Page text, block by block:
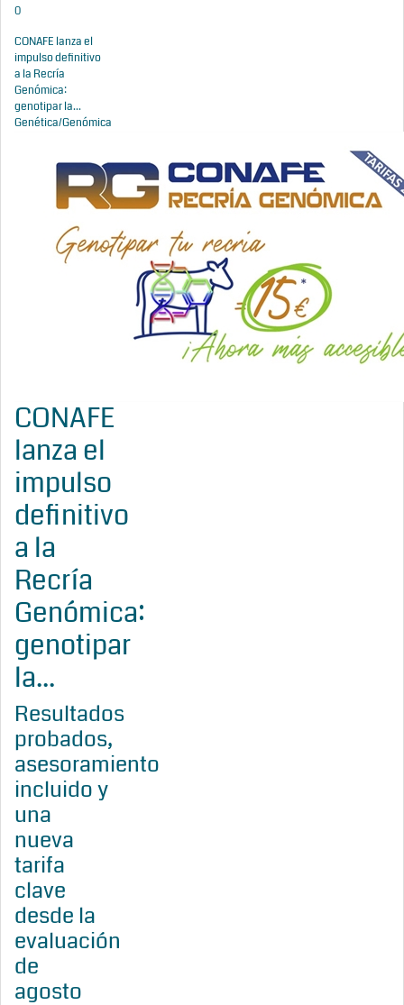
0
CONAFE lanza el
impulso definitivo
a la Recría
Genómica:
genotipar la...
Genética/Genómica
CONAFE
lanza el
impulso
definitivo
a la
Recría
Genómica:
genotipar
la...
Resultados
probados,
asesoramiento
incluido y
una
nueva
tarifa
clave
desde la
evaluación
de
agosto